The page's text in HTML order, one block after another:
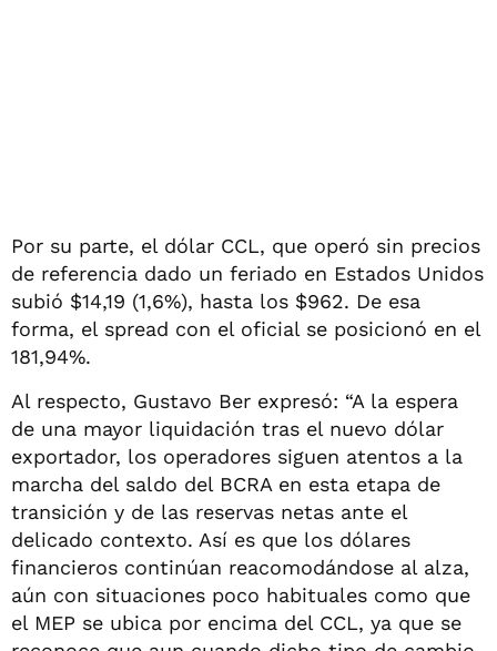
Por su parte, el dólar CCL, que operó sin precios
de referencia dado un feriado en Estados Unidos
subió $14,19 (1,6%), hasta los $962. De esa
forma, el spread con el oficial se posicionó en el
181,94%.
Al respecto, Gustavo Ber expresó: “A la espera
de una mayor liquidación tras el nuevo dólar
exportador, los operadores siguen atentos a la
marcha del saldo del BCRA en esta etapa de
transición y de las reservas netas ante el
delicado contexto. Así es que los dólares
financieros continúan reacomodándose al alza,
aún con situaciones poco habituales como que
el MEP se ubica por encima del CCL, ya que se